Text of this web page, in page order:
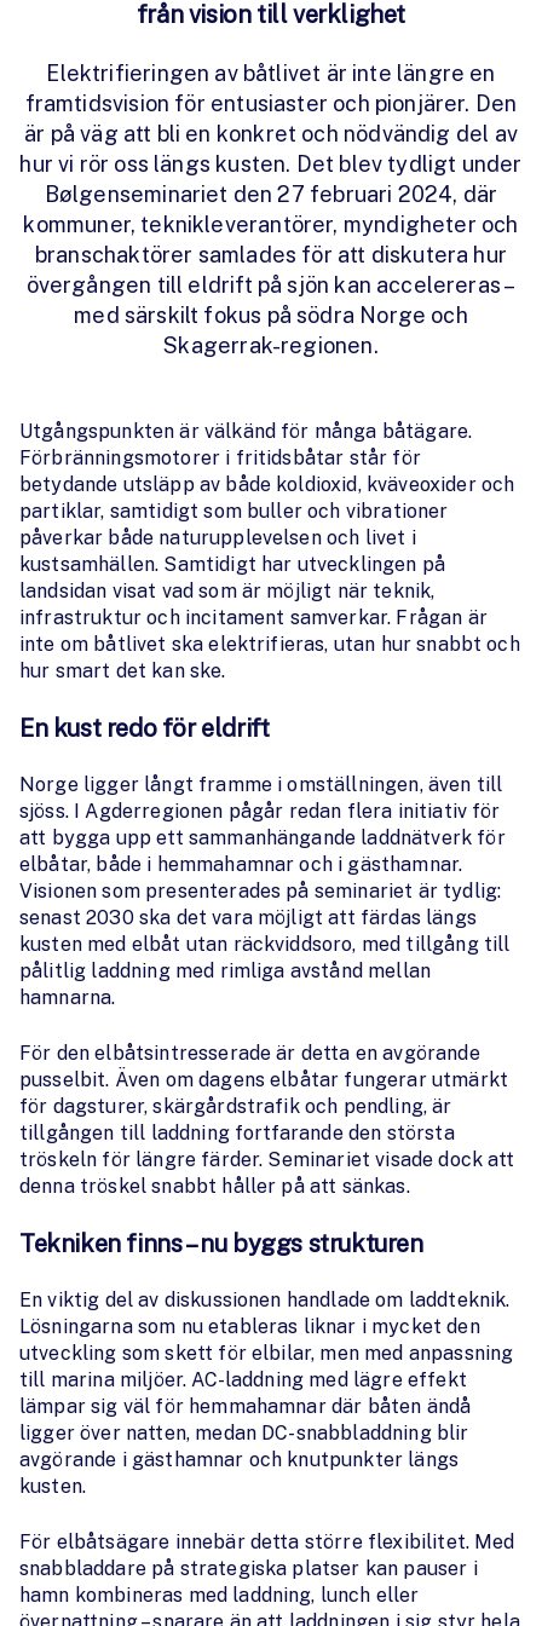
från vision till verklighet
Elektrifieringen av båtlivet är inte längre en
framtidsvision för entusiaster och pionjärer. Den
är på väg att bli en konkret och nödvändig del av
hur vi rör oss längs kusten. Det blev tydligt under
Bølgenseminariet den 27 februari 2024, där
kommuner, teknikleverantörer, myndigheter och
branschaktörer samlades för att diskutera hur
övergången till eldrift på sjön kan accelereras –
med särskilt fokus på södra Norge och
Skagerrak-regionen.
Utgångspunkten är välkänd för många båtägare.
Förbränningsmotorer i fritidsbåtar står för
betydande utsläpp av både koldioxid, kväveoxider och
partiklar, samtidigt som buller och vibrationer
påverkar både naturupplevelsen och livet i
kustsamhällen. Samtidigt har utvecklingen på
landsidan visat vad som är möjligt när teknik,
infrastruktur och incitament samverkar. Frågan är
inte om båtlivet ska elektrifieras, utan hur snabbt och
hur smart det kan ske.
En kust redo för eldrift
Norge ligger långt framme i omställningen, även till
sjöss. I Agderregionen pågår redan flera initiativ för
att bygga upp ett sammanhängande laddnätverk för
elbåtar, både i hemmahamnar och i gästhamnar.
Visionen som presenterades på seminariet är tydlig:
senast 2030 ska det vara möjligt att färdas längs
kusten med elbåt utan räckviddsoro, med tillgång till
pålitlig laddning med rimliga avstånd mellan
hamnarna.
För den elbåtsintresserade är detta en avgörande
pusselbit. Även om dagens elbåtar fungerar utmärkt
för dagsturer, skärgårdstrafik och pendling, är
tillgången till laddning fortfarande den största
tröskeln för längre färder. Seminariet visade dock att
denna tröskel snabbt håller på att sänkas.
Tekniken finns – nu byggs strukturen
En viktig del av diskussionen handlade om laddteknik.
Lösningarna som nu etableras liknar i mycket den
utveckling som skett för elbilar, men med anpassning
till marina miljöer. AC-laddning med lägre effekt
lämpar sig väl för hemmahamnar där båten ändå
ligger över natten, medan DC-snabbladdning blir
avgörande i gästhamnar och knutpunkter längs
kusten.
För elbåtsägare innebär detta större flexibilitet. Med
snabbladdare på strategiska platser kan pauser i
hamn kombineras med laddning, lunch eller